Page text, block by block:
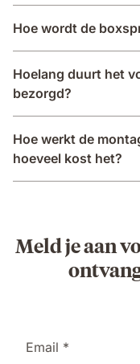
Hoe wordt de
Hoelang duurt het
bezorgd?
Hoe werkt de
hoeveel kost het?
Meld je aan
Email *